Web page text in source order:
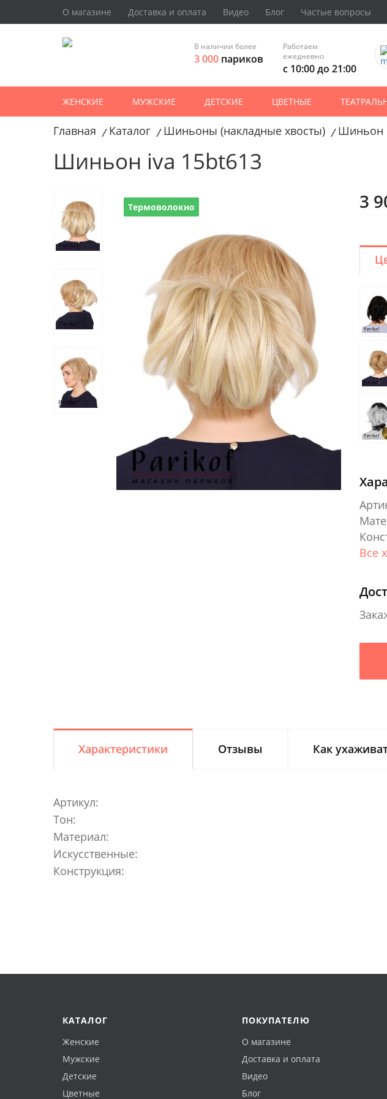
О магазине Доставка и оплата Видео Блог Частые вопросы
В наличии более
3 000 париков
Работаем
ежедневно
с 10:00 до 21:00
ЖЕНСКИЕ МУЖСКИЕ ДЕТСКИЕ ЦВЕТНЫЕ
Главная / Каталог / Шиньоны (накладные хвосты) / Шиньон
Шиньон iva 15bt613
Термоволокно 3
Все
Характеристики Отзывы Как
Артикул:
Тон:
Материал:
Искусственные:
Конструкция:
КАТАЛОГ
Женские
Мужские
Детские
Цветные
ПОКУПАТЕЛЮ
О магазине
Доставка и оплата
Видео
Блог